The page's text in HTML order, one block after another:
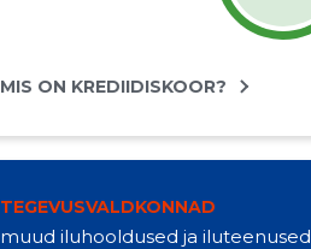
MIS ON KREDIIDISKOOR?
TEGEVUSVALDKONNAD
muud iluhooldused ja iluteenused